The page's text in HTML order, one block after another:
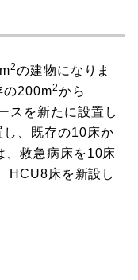
2の建物になりま
の200m2から
スを新たに設置し
し、既存の10床か
、救急病床を10床
HCU8床を新設し